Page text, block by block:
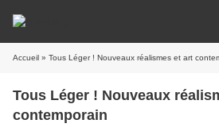
Accueil » Tous Léger ! Nouveaux réalismes et art
Tous Léger ! Nouveaux
contemporain